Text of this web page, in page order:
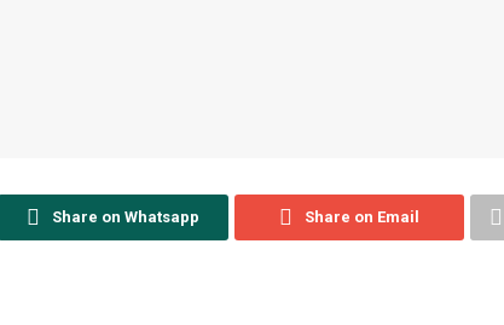
Share on Whatsapp Share on Email